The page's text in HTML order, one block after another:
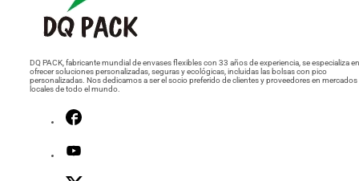
DQ PACK, fabricante mundial de envases flexibles con 33 años de experiencia, se especializa en
ofrecer soluciones personalizadas, seguras y ecológicas, incluidas las bolsas con pico
personalizadas. Nos dedicamos a ser el socio preferido de clientes y proveedores en mercados
locales de todo el mundo.